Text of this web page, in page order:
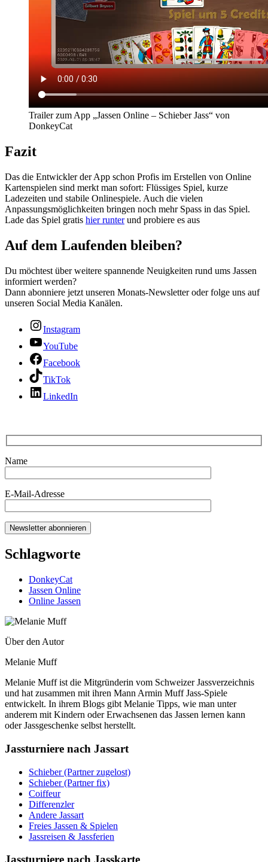
Trailer zum App „Jassen Online – Schieber Jass“ von
DonkeyCat
Fazit
Das die Entwickler der App schon Profis im Erstellen von Online
Kartenspielen sind merkt man sofort: Flüssiges Spiel, kurze
Ladezeiten und stabile Onlinespiele. Auch die vielen
Anpassungsmöglichkeiten bringen noch mehr Spass in das Spiel.
Lade das Spiel gratis hier runterund probiere es aus
Auf dem Laufenden bleiben?
Du möchtest über weitere spannende Neuigkeiten rund ums Jassen
informiert werden?
Dann abonniere jetzt unseren Monats-Newsletter oder folge uns auf
unseren Social Media Kanälen.
Instagram
YouTube
Facebook
TikTok
LinkedIn
Name
E-Mail-Adresse
Schlagworte
DonkeyCat
Jassen Online
Online Jassen
Über den Autor
Melanie Muff
Melanie Muff ist die Mitgründerin vom Schweizer Jassverzeichnis
und hat zusammen mit ihren Mann Armin Muff Jass-Spiele
entwickelt. In ihrem Blogs gibt Melanie Tipps, wie man unter
anderem mit Kindern oder Erwachsenen das Jassen lernen kann
oder Jassgeschenke selbst herstellt.
Jassturniere nach Jassart
Schieber (Partner zugelost)
Schieber (Partner fix)
Coiffeur
Differenzler
Andere Jassart
Freies Jassen & Spielen
Jassreisen & Jassferien